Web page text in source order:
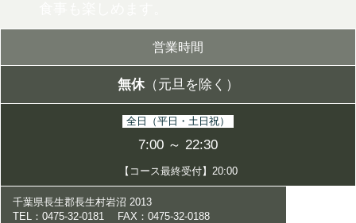
営業時間
無休（元旦を除く）
全日（平日・土日祝）
7:00 ～ 22:30
【コース最終受付】20:00
千葉県長生郡長生村岩沼 2013
TEL：0475-32-0181 FAX：0475-32-0188